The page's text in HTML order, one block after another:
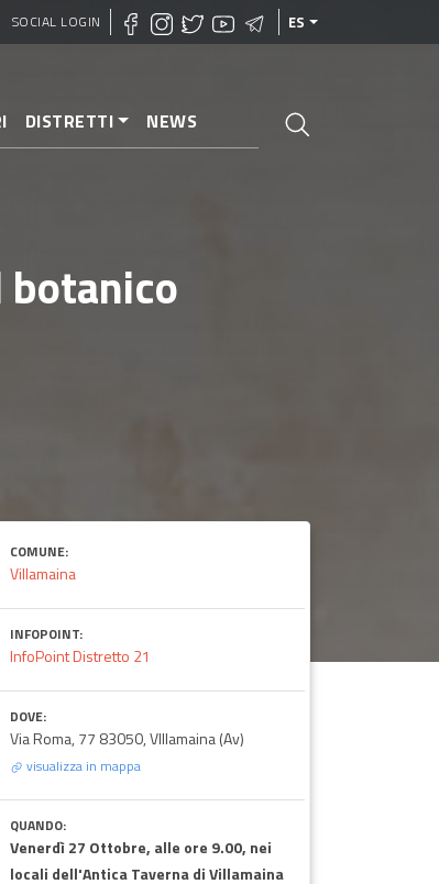
SOCIAL LOGIN ES
DISTRETTI NEWS
COMUNE:
Villamaina
INFOPOINT:
InfoPoint Distretto 21
DOVE:
Via Roma, 77 83050, VIllamaina (Av)
visualizza in mappa
QUANDO:
Venerdì 27 Ottobre, alle ore 9.00, nei
locali dell'Antica Taverna di Villamaina